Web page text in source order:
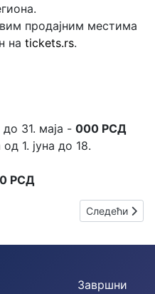
продајним местима
на tickets.rs.
31. маја - 000 РСД
1. јуна до 18.
РСД
СОФЕСТ под слоганом
Следећи
Следећи
Завршни